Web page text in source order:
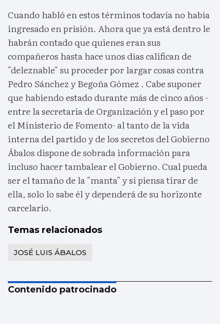
Cuando habló en estos términos todavía no había
ingresado en prisión. Ahora que ya está dentro le
habrán contado que quienes eran sus
compañeros hasta hace unos días califican de
"deleznable" su proceder por largar cosas contra
Pedro Sánchez y Begoña Gómez . Cabe suponer
que habiendo estado durante más de cinco años -
entre la secretaria de Organización y el paso por
el Ministerio de Fomento- al tanto de la vida
interna del partido y de los secretos del Gobierno
Ábalos dispone de sobrada información para
incluso hacer tambalear el Gobierno. Cual pueda
ser el tamaño de la "manta" y sí piensa tirar de
ella, solo lo sabe él y dependerá de su horizonte
carcelario.
Temas relacionados
JOSÉ LUIS ÁBALOS
Contenido patrocinado